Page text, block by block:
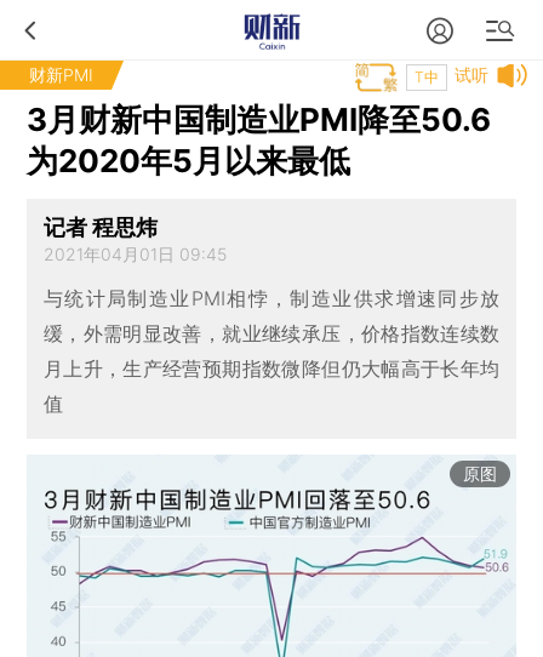
财新PMI 试听
T中
3月财新中国制造业PMI降至50.6
为2020年5月以来最低
记者 程思炜
2021年04月01日 09:45
与统计局制造业PMI相悖，制造业供求增速同步放
缓，外需明显改善，就业继续承压，价格指数连续数
月上升，生产经营预期指数微降但仍大幅高于长年均
值
原图